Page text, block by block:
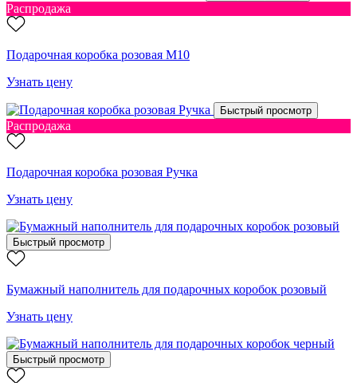
Распродажа
Подарочная коробка розовая М10
Узнать цену
Быстрый просмотр
Распродажа
Подарочная коробка розовая Ручка
Узнать цену
Быстрый просмотр
Бумажный наполнитель для подарочных коробок розовый
Узнать цену
Быстрый просмотр